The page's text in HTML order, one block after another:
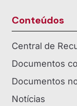
Conteúdos
Central de
Documentos
Documentos
Notícias